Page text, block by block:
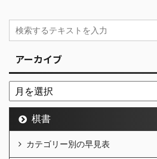
アーカイブ
棋書
カテゴリー別の早見表